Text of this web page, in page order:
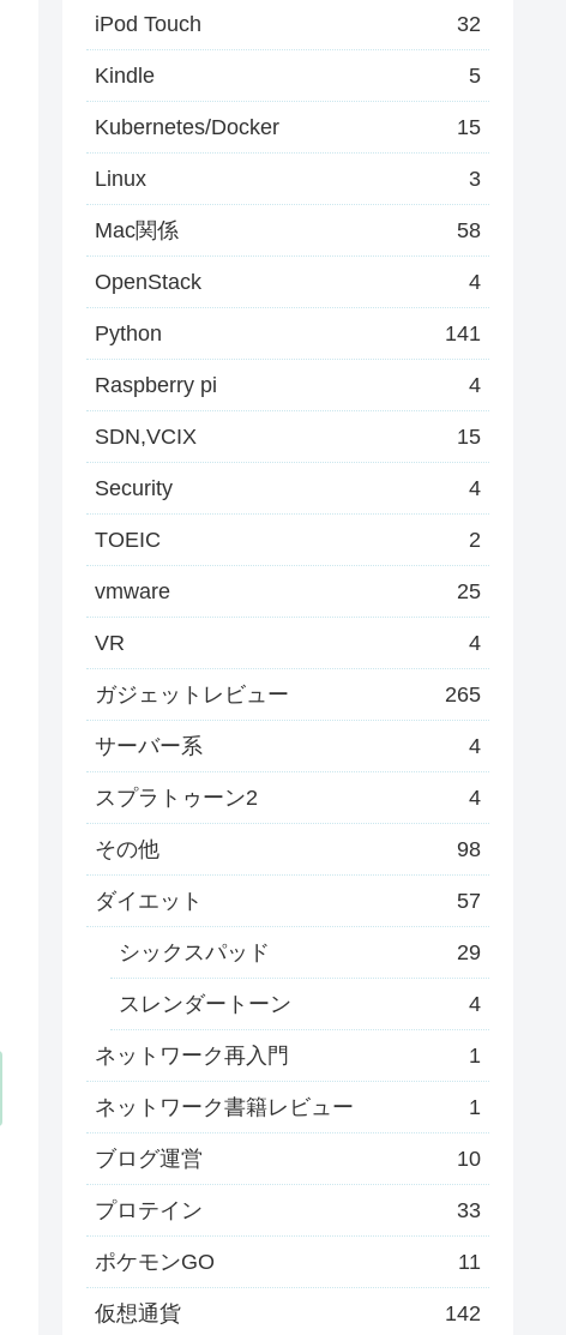
iPod Touch 32
Kindle 5
Kubernetes/Docker 15
Linux 3
Mac関係 58
OpenStack 4
Python 141
Raspberry pi 4
SDN,VCIX 15
Security 4
TOEIC 2
vmware 25
VR 4
ガジェットレビュー 265
サーバー系 4
スプラトゥーン2 4
その他 98
ダイエット 57
シックスパッド 29
スレンダートーン 4
ネットワーク再入門 1
ネットワーク書籍レビュー 1
ブログ運営 10
プロテイン 33
ポケモンGO 11
仮想通貨 142